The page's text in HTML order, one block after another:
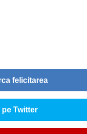
felicitarea
pe Twitter